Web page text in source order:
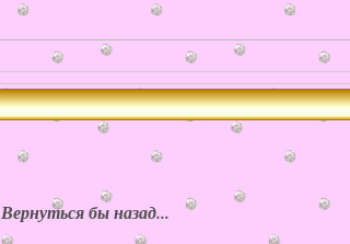
Вернуться бы назад...